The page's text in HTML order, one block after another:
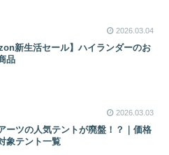
2026.03.04
新生活セール】ハイランダーのお
品
2026.03.03
ーツの人気テントが廃盤！？｜価格
象テント一覧